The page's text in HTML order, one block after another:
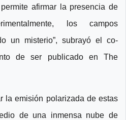
afirmar la presencia de
los campos
un misterio”, subrayó el co-
de ser publicado en The
la emisión polarizada de estas
de una inmensa nube de